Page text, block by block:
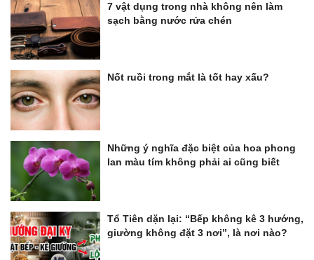
7 vật dụng trong nhà không nên làm
sạch bằng nước rửa chén
Nốt ruồi trong mắt là tốt hay xấu?
Những ý nghĩa đặc biệt của hoa phong
lan màu tím không phải ai cũng biết
Tổ Tiên dặn lại: “Bếp không kê 3 hướng,
giường không đặt 3 nơi”, là nơi nào?